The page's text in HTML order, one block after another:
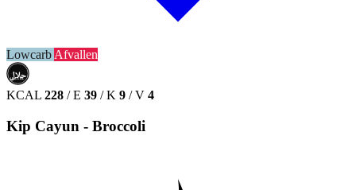
LowcarbAfvallen
حلال
HALAL
KCAL 228 / E 39 / K 9 / V 4
Kip Cayun - Broccoli